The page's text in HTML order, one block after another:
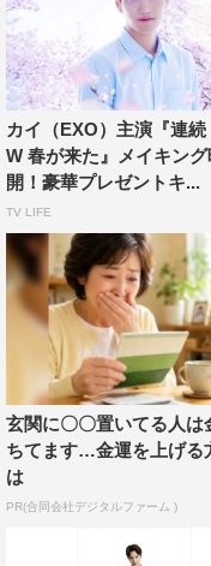
カイ（EXO）主演『連続
W 春が来た』メイキン
開！豪華プレゼントキ...
TV LIFE
玄関に〇〇置いてる人は
ちてます…金運を上げる
は
PR(合同会社デジタルファーム )